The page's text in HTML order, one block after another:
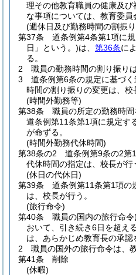
理その他教育職員の健康及
な事項については、教育委員
(週休日及び勤務時間の割振
第37条
道条例第4条第1項に
日」という。)は、 第36条に
る。
2
職員の勤務時間の割り振り
3
道条例第6条の規定に基づ
時間の割り振りの変更は、校
(時間外勤務等)
第38条
職員の所定の勤務時
道条例第11条第1項に規定す
が命ずる。
(時間外勤務代休時間)
第38条の2
道条例第9条の2第
代休時間の指定は、校長が行
(休日の代休日)
第39条
道条例第11条第1項の
は、校長が行う。
(旅行命令)
第40条
職員の国内の旅行命令
おいて、引き続き6日を超え
は、あらかじめ教育長の承認
2
職員の国外の旅行命令は、
第41条
削除
(休暇)